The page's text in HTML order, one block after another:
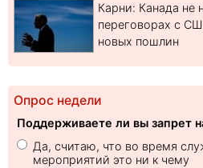
Карни: Канада не
переговорах с
новых пошлин
Опрос недели
Поддерживаете ли вы запрет
Да, считаю, что во время
мероприятий это ни к чему